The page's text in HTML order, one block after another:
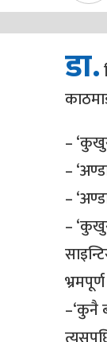
डा.
–
–
–
–
–‘कुनै